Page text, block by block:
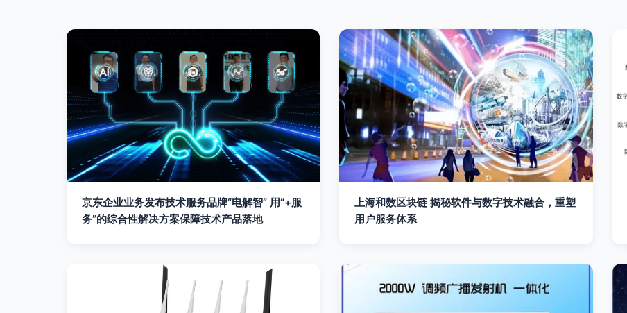
京东企业业务发布技术服务品牌“电解智” 用“+服
务”的综合性解决方案保障技术产品落地
上海和数区块链 揭秘软件与数字技术融合，重塑
用户服务体系